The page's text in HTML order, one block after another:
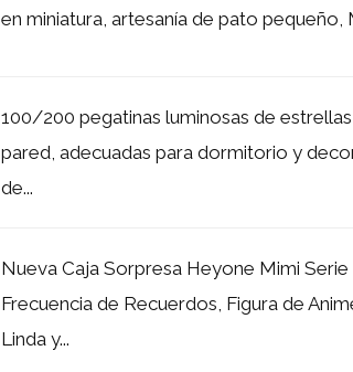
en miniatura, artesanía de pato pequeño,
100/200 pegatinas luminosas de
pared, adecuadas para dormitorio y
de...
Nueva Caja Sorpresa Heyone Mimi Serie
Frecuencia de Recuerdos, Figura de
Linda y...